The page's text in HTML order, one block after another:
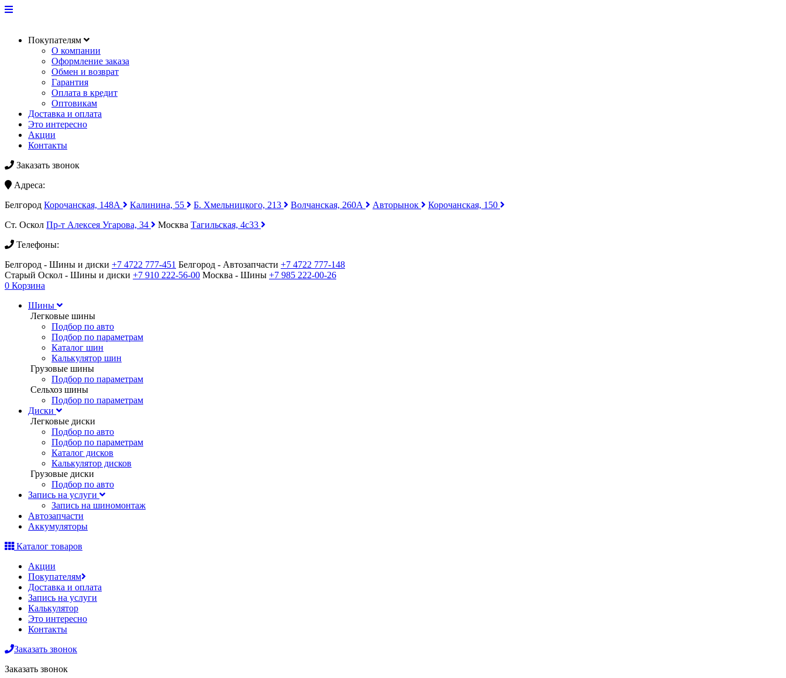
Покупателям
О компании
Оформление заказа
Обмен и возврат
Гарантия
Оплата в кредит
Оптовикам
Доставка и оплата
Это интересно
Акции
Контакты
Заказать звонок
Адреса:
Белгород Корочанская, 148А Калинина, 55 Б. Хмельницкого, 213 Волчанская, 260А Авторынок
Корочанская, 150
Ст. Оскол Пр-т Алексея Угарова, 34 Москва Тагильская, 4с33
Телефоны:
Белгород - Шины и диски +7 4722 777-451 Белгород - Автозапчасти +7 4722 777-148
Старый Оскол - Шины и диски +7 910 222-56-00 Москва - Шины +7 985 222-00-26
0 Корзина
Шины
Легковые шины
Подбор по авто
Подбор по параметрам
Каталог шин
Калькулятор шин
Грузовые шины
Подбор по параметрам
Сельхоз шины
Подбор по параметрам
Диски
Легковые диски
Подбор по авто
Подбор по параметрам
Каталог дисков
Калькулятор дисков
Грузовые диски
Подбор по авто
Запись на услуги
Запись на шиномонтаж
Автозапчасти
Аккумуляторы
Каталог товаров
Акции
Покупателям
Доставка и оплата
Запись на услуги
Калькулятор
Это интересно
Контакты
Заказать звонок
Заказать звонок